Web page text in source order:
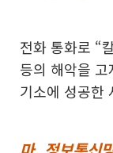
전화 통화로 “
등의 해악을
기소에 성공한